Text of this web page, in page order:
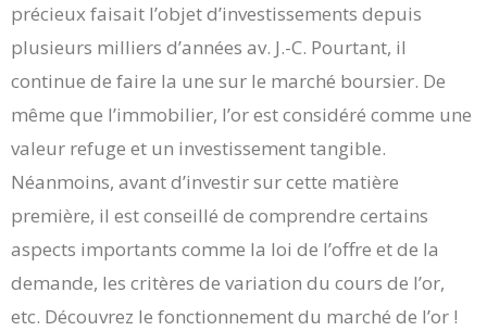
précieux faisait l’objet d’investissements depuis
plusieurs milliers d’années av. J.-C. Pourtant, il
continue de faire la une sur le marché boursier. De
même que l’immobilier, l’or est considéré comme une
valeur refuge et un investissement tangible.
Néanmoins, avant d’investir sur cette matière
première, il est conseillé de comprendre certains
aspects importants comme la loi de l’offre et de la
demande, les critères de variation du cours de l’or,
etc. Découvrez le fonctionnement du marché de l’or !